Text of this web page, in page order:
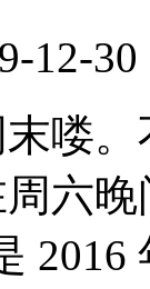
12-30
喽
六